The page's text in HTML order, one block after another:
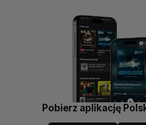
Pobierz aplikację